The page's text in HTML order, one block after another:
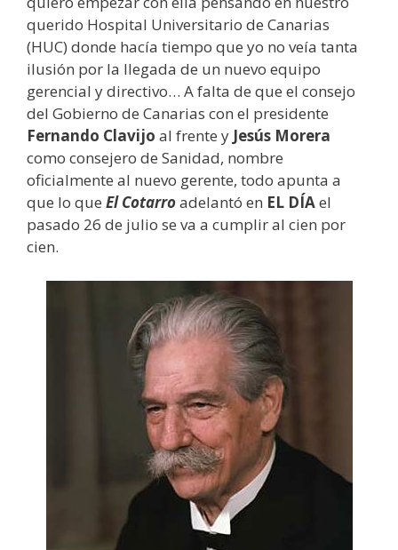
querido Hospital Universitario de Canarias
(HUC) donde hacía tiempo que yo no veía tanta
ilusión por la llegada de un nuevo equipo
gerencial y directivo… A falta de que el consejo
del Gobierno de Canarias con el presidente
Fernando Clavijo al frente y Jesús Morera
como consejero de Sanidad, nombre
oficialmente al nuevo gerente, todo apunta a
que lo que El Cotarroadelantó en EL DÍAel
pasado 26 de julio se va a cumplir al cien por
cien.